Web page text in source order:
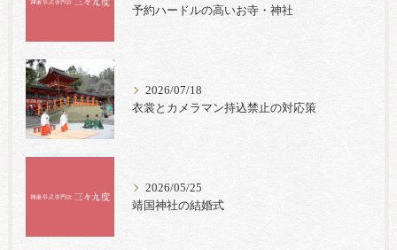
予約ハードルの高いお寺・神社
2026/07/18
衣裳とカメラマン持込禁止の対応策
2026/05/25
靖国神社の結婚式